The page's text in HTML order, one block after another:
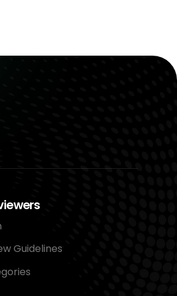
Guidelines